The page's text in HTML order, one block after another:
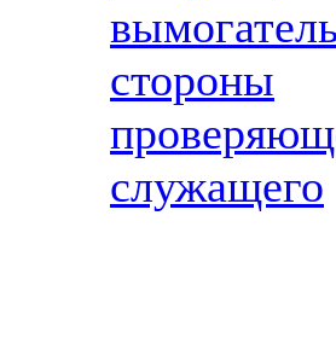
стороны
служащего